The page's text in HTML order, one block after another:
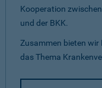
Kooperation
und der BKK.
Zusammen bieten
das Thema